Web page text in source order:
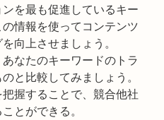
を最も促進しているキー
情報を使ってコンテンツ
向上させましょう。
あなたのキーワードのトラ
と比較してみましょう。
握することで、競合他社
とができる。